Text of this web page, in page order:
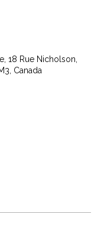
18 Rue Nicholson,
Canada